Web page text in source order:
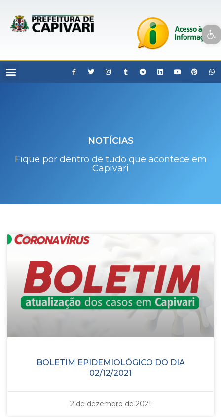
Open toolbar
NOTÍCIAS
Fique por dentro de tudo que acontece em
Capivari
BOLETIM EPIDEMIOLÓGICO DO DIA
02/12/2021
2 de dezembro de 2021